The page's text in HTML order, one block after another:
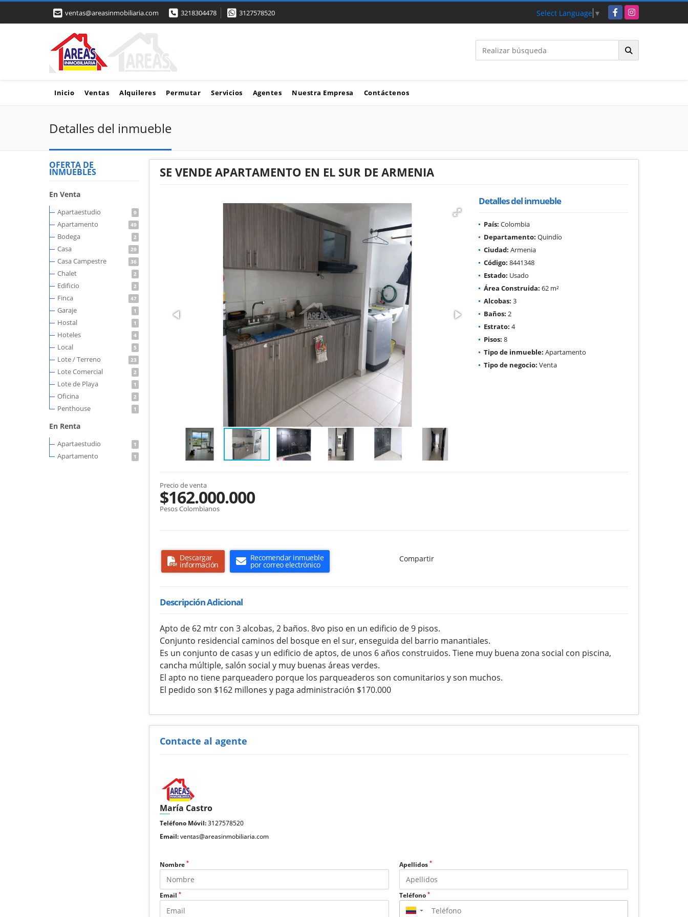
ventas@areasinmobiliaria.com 3218304478 3127578520 Select Language ▼ FacebookInstagram
Inicio Ventas Alquileres Permutar Servicios Agentes Nuestra Empresa Contáctenos
Detalles del inmueble
OFERTA DE
INMUEBLES
En Venta
Apartaestudio 9
Apartamento 49
Bodega 2
Casa 29
Casa Campestre 36
Chalet 2
Edificio 2
Finca 47
Garaje 1
Hostal 1
Hoteles 4
Local 5
Lote / Terreno 23
Lote Comercial 2
Lote de Playa 1
Oficina 2
Penthouse 1
En Renta
Apartaestudio 1
Apartamento 1
SE VENDE APARTAMENTO EN EL SUR DE ARMENIA
Detalles del inmueble
País: Colombia
Departamento: Quindío
Ciudad: Armenia
Código: 8441348
Estado: Usado
Área Construida: 62 m²
Alcobas: 3
Baños: 2
Estrato: 4
Pisos: 8
Tipo de inmueble: Apartamento
Tipo de negocio: Venta
Precio de venta
$162.000.000
Pesos Colombianos
Descargar
información
Recomendar inmueble
por correo electrónico
Compartir
Descripción Adicional
Apto de 62 mtr con 3 alcobas, 2 baños. 8vo piso en un edificio de 9 pisos.
Conjunto residencial caminos del bosque en el sur, enseguida del barrio manantiales.
Es un conjunto de casas y un edificio de aptos, de unos 6 años construidos. Tiene muy buena zona social con piscina,
cancha múltiple, salón social y muy buenas áreas verdes.
El apto no tiene parqueadero porque los parqueaderos son comunitarios y son muchos.
El pedido son $162 millones y paga administración $170.000
Contacte al agente
María Castro
Teléfono Móvil:3127578520
Email:ventas@areasinmobiliaria.com
Nombre* Apellidos *
Email* Teléfono *
▼